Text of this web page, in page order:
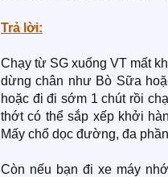
Trả lời:
Chạy từ SG xuống VT mất
dừng chân như Bò Sữa
hoặc đi đi sớm 1 chút rồi
thớt có thể sắp xếp khởi
Mấy chổ dọc đường, đa
Còn nếu bạn đi xe máy